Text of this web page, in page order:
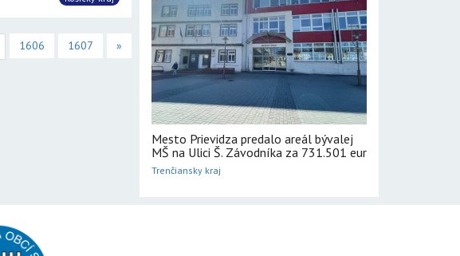
1606 1607 »
Mesto Prievidza predalo areál bývalej
MŠ na Ulici Š. Závodníka za 731.501 eur
Trenčiansky kraj